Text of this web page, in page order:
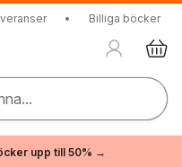
• Billiga böcker
upp till 50% →